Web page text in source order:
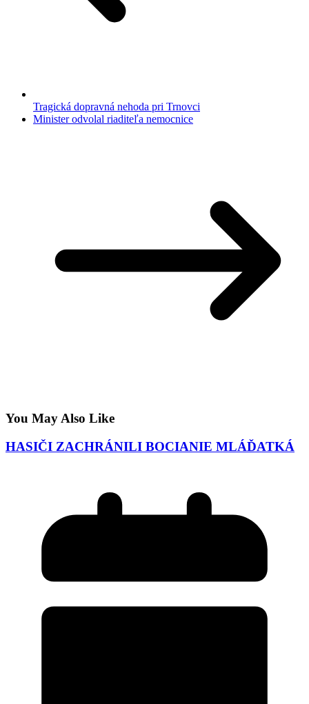
Tragická dopravná nehoda pri Trnovci
Minister odvolal riaditeľa nemocnice
You May Also Like
HASIČI ZACHRÁNILI BOCIANIE MLÁĎATKÁ